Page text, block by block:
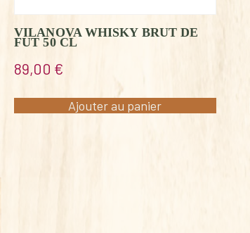
VILANOVA WHISKY BRUT DE
FUT 50 CL
89,00 €
Ajouter au panier